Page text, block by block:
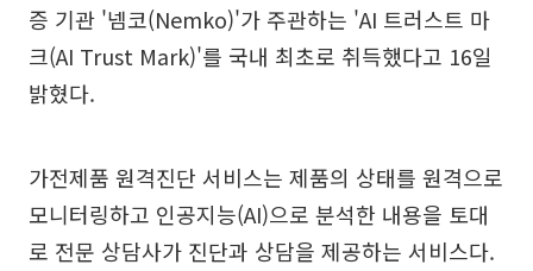
증 기관 '넴코(Nemko)'가 주관하는 'AI 트러스트 마
크(AI Trust Mark)'를 국내 최초로 취득했다고 16일
밝혔다.
가전제품 원격진단 서비스는 제품의 상태를 원격으로
모니터링하고 인공지능(AI)으로 분석한 내용을 토대
로 전문 상담사가 진단과 상담을 제공하는 서비스다.